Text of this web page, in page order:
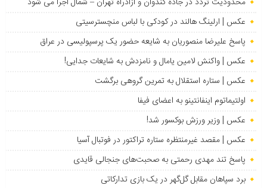
عکس | ارلینگ هالند در کودکی با لباس منچسترسیتی
پاسخ علیرضا منصوریان به شایعه حضور یک پرسپولیسی در عراق
عکس | واکنش لامین یامال و نامزدش به شایعات جدایی!
عکس | ستاره استقلال به تمرین گروهی برگشت
اولتیماتوم اینفانتینو به اعضای فیفا
عکس | وزیر ورزش بوکسور شد!
عکس | مقصد غیرمنتظره ستاره تراکتور در فوتبال آسیا
پاسخ تند مهدی رحمتی به صحبت‌های جنجالی قایدی
برد سپاهان مقابل گل‌گهر در یک بازی تدارکاتی